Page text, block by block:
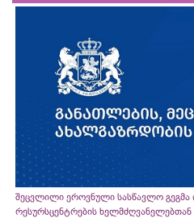
შეცვლილი ეროვნული სასწავლო გეგმა
რესურსცენტრების ხელმძღვანელებთან